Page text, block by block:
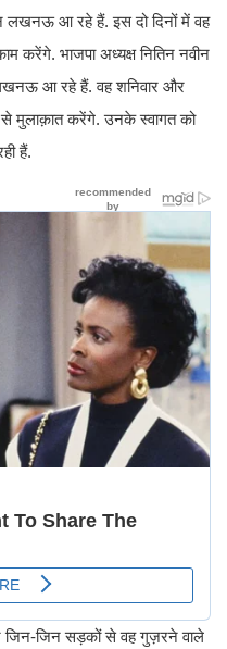
लखनऊ आ रहे हैं. इस दो दिनों में वह
करेंगे. भाजपा अध्यक्ष नितिन नवीन
लखनऊ आ रहे हैं. वह शनिवार और
से मुलाक़ात करेंगे. उनके स्वागत को
हैं.
जिन-जिन सड़कों से वह गुज़रने वाले